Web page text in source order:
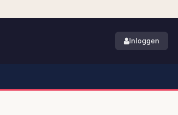
Inloggen